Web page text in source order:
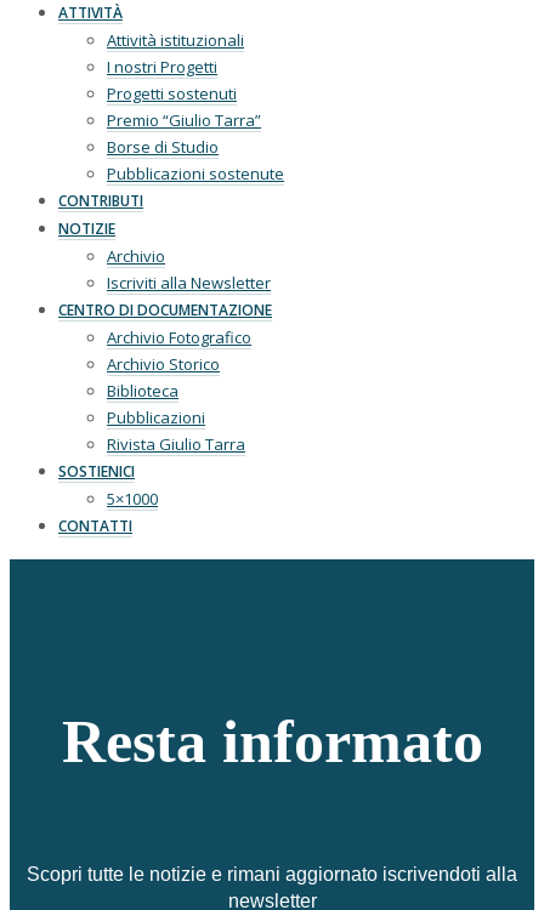
ATTIVITÀ
Attività istituzionali
I nostri Progetti
Progetti sostenuti
Premio “Giulio Tarra”
Borse di Studio
Pubblicazioni sostenute
CONTRIBUTI
NOTIZIE
Archivio
Iscriviti alla Newsletter
CENTRO DI DOCUMENTAZIONE
Archivio Fotografico
Archivio Storico
Biblioteca
Pubblicazioni
Rivista Giulio Tarra
SOSTIENICI
5×1000
CONTATTI
Resta informato
Scopri tutte le notizie e rimani aggiornato iscrivendoti alla
newsletter